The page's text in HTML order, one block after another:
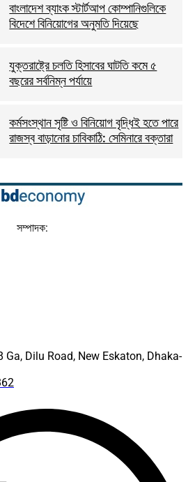
বাংলাদেশ ব্যাংক স্টার্টআপ কোম্পানিগুলিকে
বিদেশে বিনিয়োগের অনুমতি দিয়েছে
যুক্তরাষ্ট্রে চলতি হিসাবের ঘাটতি কমে ৫
বছরের সর্বনিম্ন পর্যায়ে
কর্মসংস্থান সৃষ্টি ও বিনিয়োগ বৃদ্ধিই হতে পারে
রাজস্ব বাড়ানোর চাবিকাঠি: সেমিনারে বক্তারা
সম্পাদক:
Ga, Dilu Road, New Eskaton, Dhaka-